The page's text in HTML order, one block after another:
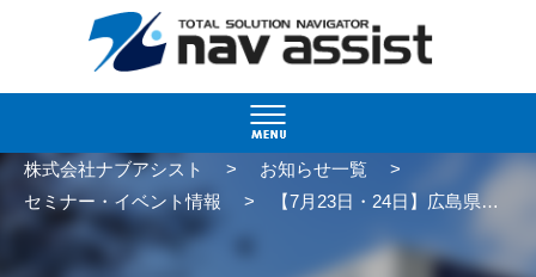
株式会社ナブアシスト > お知らせ一覧
>
セミナー・イベント情報
> 【7月23日・24日】広島県トラック協会「物流DX推進セミナー」に出展いたします